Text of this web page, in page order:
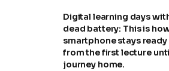
Digital learning days
dead battery: This is
smartphone stays ready
from the first lecture
journey home.